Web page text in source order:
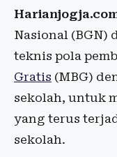
Nasional (BGN)
teknis pola
Gratis (MBG)
sekolah, untuk
yang terus
sekolah.